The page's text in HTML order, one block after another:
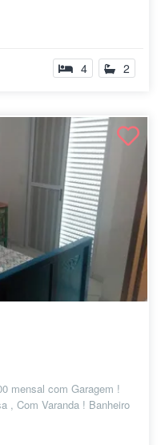
4 2
mensal com Garagem !
, Com Varanda ! Banheiro